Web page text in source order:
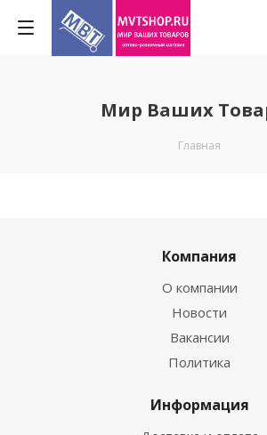
Мир Ваших
Главная
Компания
О компании
Новости
Вакансии
Политика
Информация